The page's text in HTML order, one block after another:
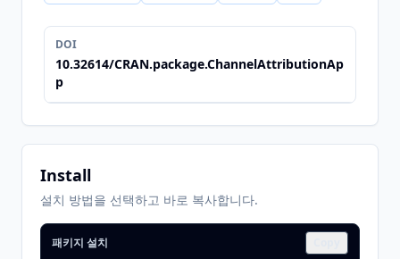
DOI
10.32614/CRAN.package.ChannelAttributionAp
p
Install
설치 방법을 선택하고 바로 복사합니다.
패키지 설치